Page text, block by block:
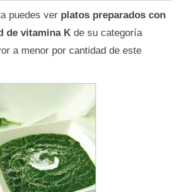
puedes ver platos preparados con
de vitamina K de su categoría
a menor por cantidad de este